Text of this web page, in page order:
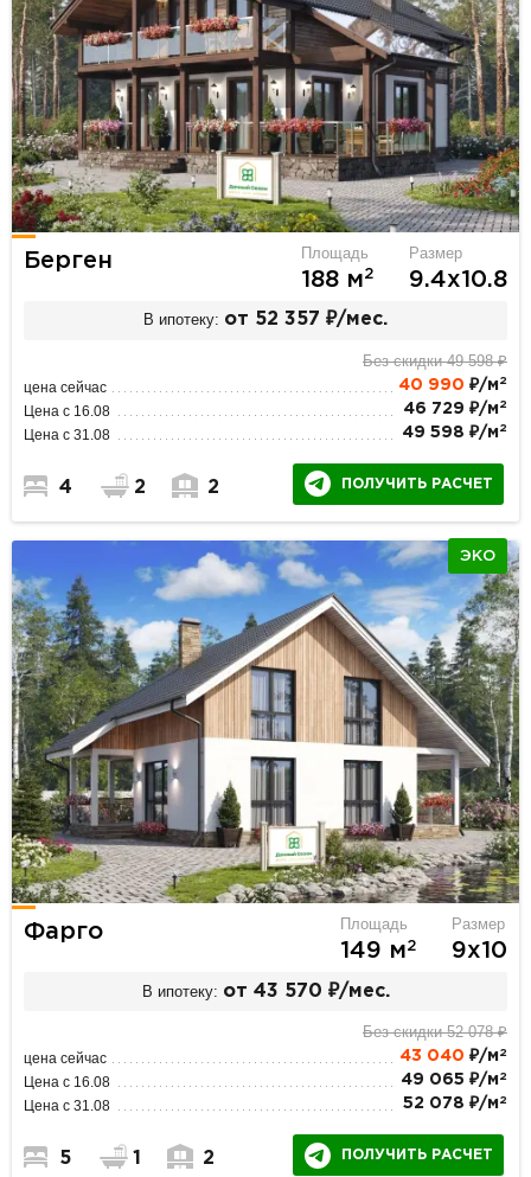
Берген Площадь
188 м2
Размер
9.4х10.8
В ипотеку: от 52 357 ₽/мес.
Без скидки 49 598 ₽
цена сейчас 40 990 ₽/м 2
Цена с 16.08 46 729 ₽/м 2
Цена с 31.08 49 598 ₽/м 2
4 2 2 ПОЛУЧИТЬ РАСЧЕТ
ЭКО
Фарго Площадь
149 м2
Размер
9х10
В ипотеку: от 43 570 ₽/мес.
Без скидки 52 078 ₽
цена сейчас 43 040 ₽/м 2
Цена с 16.08 49 065 ₽/м 2
Цена с 31.08 52 078 ₽/м 2
5 1 2 ПОЛУЧИТЬ РАСЧЕТ